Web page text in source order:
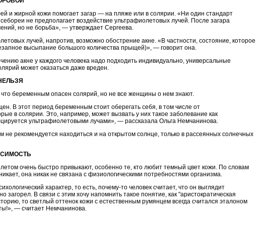
и жирной кожи помогает загар — на пляже или в солярии. «Ни один стандарт
не предполагает воздействие ультрафиолетовых лучей. После загара
но не борьба», — утверждает Сергеева.
лучей, напротив, возможно обострение акне. «В частности, состояние, которое
высыпание большого количества прыщей)», — говорит она.
акне у каждого человека надо подходить индивидуально, универсальные
может оказаться даже вреден.
беременным опасен солярий, но не все женщины о нем знают.
В этот период беременным стоит оберегать себя, в том числе от
в солярии. Это, например, может вызвать у них такое заболевание как
ультрафиолетовыми лучами», — рассказала Ольга Немчанинова.
рекомендуется находиться и на открытом солнце, только в рассеянных солнечных
очень быстро привыкают, особенно те, кто любит темный цвет кожи. По словам
она никак не связана с физиологическими потребностями организма.
характер, то есть, почему-то человек считает, что он выглядит
загорел. В связи с этим хочу напомнить такое понятие, как "аристократическая
то светлый оттенок кожи с естественным румянцем всегда считался эталоном
— считает Немчанинова.